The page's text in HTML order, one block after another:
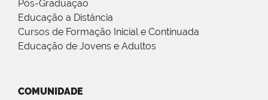
Pós-Graduação
Educação a Distância
Cursos de Formação Inicial e Continuada
Educação de Jovens e Adultos
COMUNIDADE